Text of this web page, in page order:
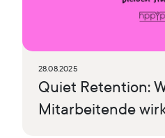
28.08.2025
Quiet Retention:
Mitarbeitende